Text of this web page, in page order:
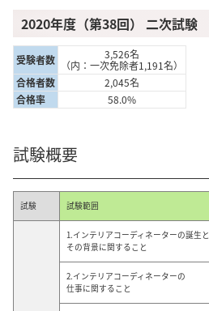
2020年度（第38回） 二次試験
受験者数
3,526名
（内：一次免除者1,191名）
合格者数
2,045名
合格率
58.0%
試験概要
試験 試験範囲
1.インテリアコーディネーターの誕生と
その背景に関すること
2.インテリアコーディネーターの
仕事に関すること